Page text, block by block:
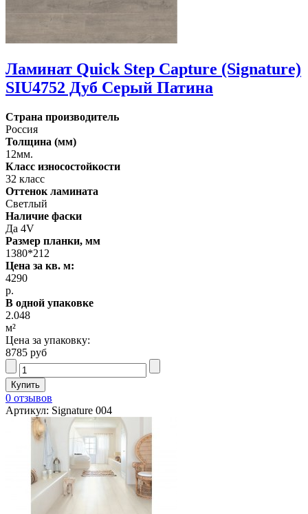
Ламинат Quick Step Capture (Signature)
SIU4752 Дуб Серый Патина
Страна производитель
Россия
Толщина (мм)
12мм.
Класс износостойкости
32 класс
Оттенок ламината
Светлый
Наличие фаски
Да 4V
Размер планки, мм
1380*212
Цена за кв. м:
4290
р.
В одной упаковке
2.048
м²
Цена за упаковку:
8785 руб
0 отзывов
Артикул: Signature 004